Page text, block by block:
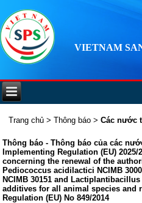
VIETNAM
Trang chủ >Thông báo >Các nước
Thông báo - Thông báo của các
Implementing Regulation (EU) 2025/
concerning the renewal of the
Pediococcus acidilactici NCIMB
NCIMB 30151 and
additives for all animal species and
Regulation (EU) No 849/2014